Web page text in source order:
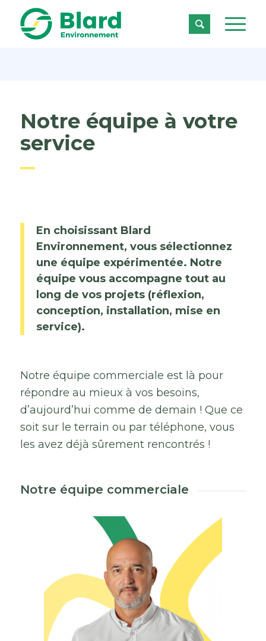

Notre équipe à votre
service
En choisissant Blard
Environnement, vous sélectionnez
une équipe expérimentée. Notre
équipe vous accompagne tout au
long de vos projets (réflexion,
conception, installation, mise en
service).
Notre équipe commerciale est là pour
répondre au mieux à vos besoins,
d’aujourd’hui comme de demain ! Que ce
soit sur le terrain ou par téléphone, vous
les avez déjà sûrement rencontrés !
Notre équipe commerciale